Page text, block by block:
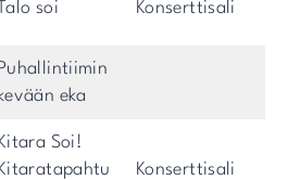
Talo soi Konserttisali
Puhallintiimin
eka
Kitara Soi!
Kitaratapahtu
Konserttisali